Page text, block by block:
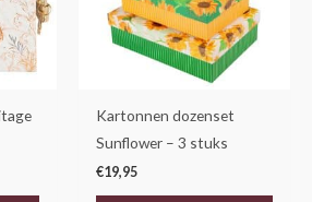
Kartonnen dozenset
Sunflower – 3 stuks
€19,95